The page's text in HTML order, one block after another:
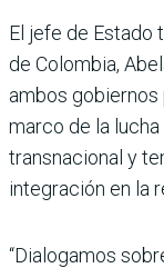
El jefe de Estado
de Colombia,
ambos
marco de la
transnacional y
integración en la
“Dialogamos